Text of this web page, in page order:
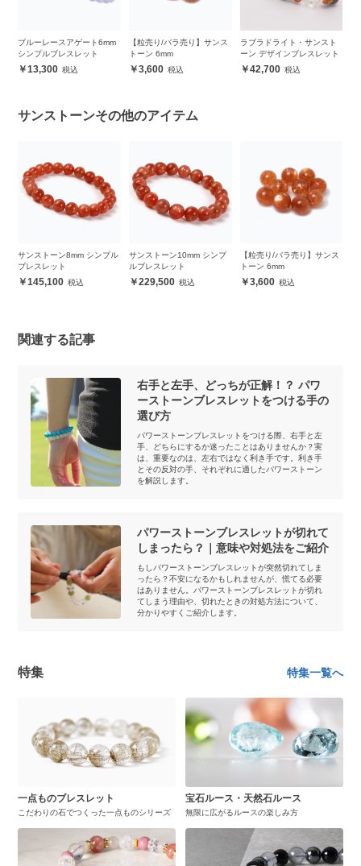
ブルーレースアゲート6mm
シンプルブレスレット
13,300
【粒売り/バラ売り】サンス
トーン 6mm
3,600
ラブラドライト・サンスト
ーン デザインブレスレット
42,700
サンストーンその他のアイテム
サンストーン8mm シンプル
ブレスレット
145,100
サンストーン10mm シンプ
ルブレスレット
229,500
【粒売り/バラ売り】サンス
トーン 6mm
3,600
関連する記事
右手と左手、どっちが正解！？ パワ
ーストーンブレスレットをつける手の
選び方
パワーストーンブレスレットをつける際、右手と左
手、どちらにするか迷ったことはありませんか？実
は、重要なのは、左右ではなく利き手です。利き手
とその反対の手、それぞれに適したパワーストーン
を解説します。
パワーストーンブレスレットが切れて
しまったら？｜意味や対処法をご紹介
もしパワーストーンブレスレットが突然切れてしま
ったら？不安になるかもしれませんが、慌てる必要
はありません。パワーストーンブレスレットが切れ
てしまう理由や、切れたときの対処方法について、
分かりやすくご紹介します。
特集 特集一覧へ
一点ものブレスレット
こだわりの石でつくった一点ものシリーズ
宝石ルース・天然石ルース
無限に広がるルースの楽しみ方